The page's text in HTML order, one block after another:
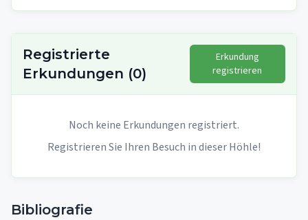
Registrierte
Erkundungen (0)
Erkundung
registrieren
Noch keine Erkundungen registriert.
Registrieren Sie Ihren Besuch in dieser Höhle!
Bibliografie